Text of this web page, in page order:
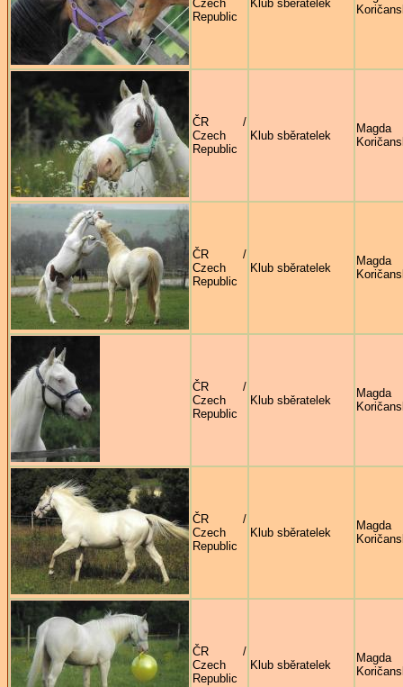
Czech
Republic
Klub sběratelek
ČR /
Czech
Republic
Klub sběratelek
Magda
ČR /
Czech
Republic
Klub sběratelek
Magda
ČR /
Czech
Republic
Klub sběratelek
Magda
ČR /
Czech
Republic
Klub sběratelek
Magda
ČR /
Czech
Republic
Klub sběratelek
Magda